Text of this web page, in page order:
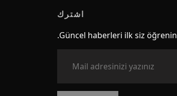
اشترك
Güncel haberleri ilk siz öğrenin.